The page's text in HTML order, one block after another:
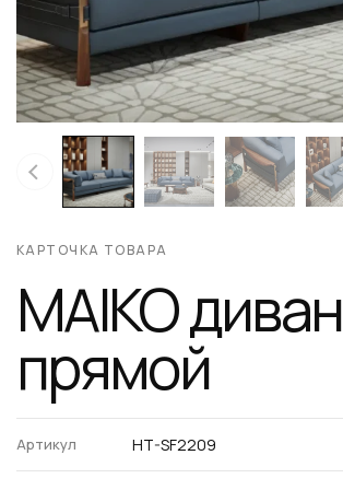
КАРТОЧКА ТОВАРА
MAIKO диван
прямой
Артикул HT-SF2209